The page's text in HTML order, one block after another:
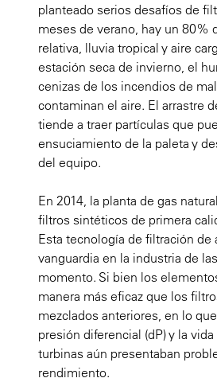
planteado serios desafíos de
meses de verano, hay un 80%
relativa, lluvia tropical y aire
estación seca de invierno, el
cenizas de los incendios de
contaminan el aire. El arrastre
tiende a traer partículas que
ensuciamiento de la paleta y
del equipo.
En 2014, la planta de gas
filtros sintéticos de primera
Esta tecnología de filtración de
vanguardia en la industria de
momento. Si bien los
manera más eficaz que los
mezclados anteriores, en lo
presión diferencial (dP) y la
turbinas aún presentaban
rendimiento.